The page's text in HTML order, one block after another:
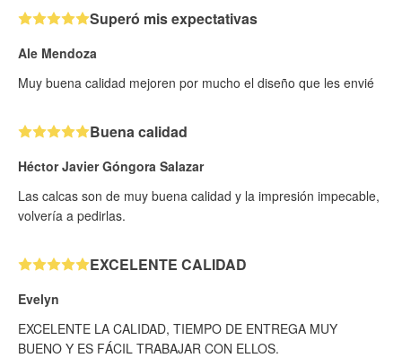
Superó mis expectativas
Ale Mendoza
Muy buena calidad mejoren por mucho el diseño que les envié
Buena calidad
Héctor Javier Góngora Salazar
Las calcas son de muy buena calidad y la impresión impecable,
volvería a pedirlas.
EXCELENTE CALIDAD
Evelyn
EXCELENTE LA CALIDAD, TIEMPO DE ENTREGA MUY
BUENO Y ES FÁCIL TRABAJAR CON ELLOS.